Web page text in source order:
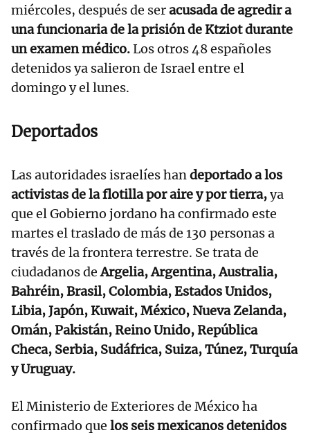
miércoles, después de seracusada de agredir a
una funcionaria de la prisión de Ktziot durante
un examen médico.Los otros 48 españoles
detenidos ya salieron de Israel entre el
domingo y el lunes.
Deportados
Las autoridades israelíes handeportado a los
activistas de la flotilla por aire y por tierra,ya
que el Gobierno jordano ha confirmado este
martes el traslado de más de 130 personas a
través de la frontera terrestre. Se trata de
ciudadanos deArgelia, Argentina, Australia,
Bahréin, Brasil, Colombia, Estados Unidos,
Libia, Japón, Kuwait, México, Nueva Zelanda,
Omán, Pakistán, Reino Unido, República
Checa, Serbia, Sudáfrica, Suiza, Túnez, Turquía
y Uruguay.
El Ministerio de Exteriores de México ha
confirmado que los seis mexicanos detenidos